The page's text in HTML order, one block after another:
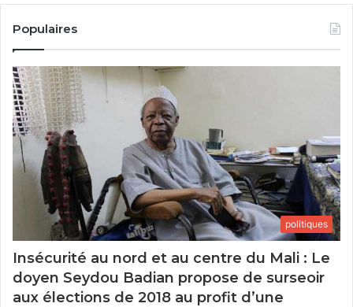
Populaires
politiques
Insécurité au nord et au centre du Mali : Le
doyen Seydou Badian propose de surseoir
aux élections de 2018 au profit d’une